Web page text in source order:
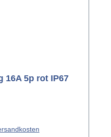
16A 5p rot IP67